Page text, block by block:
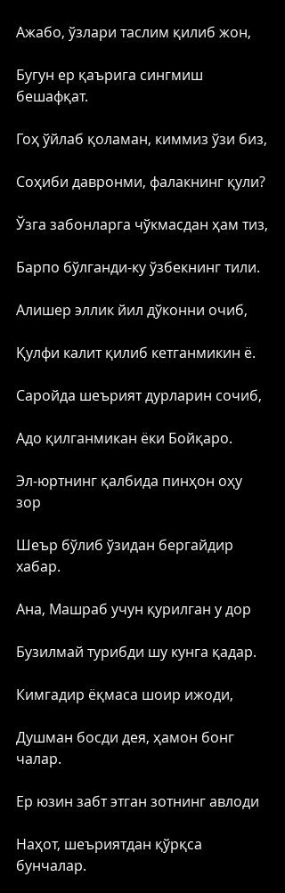
Ажабо, ўзлари таслим қилиб жон,
Бугун ер қаърига сингмиш
бешафқат.
Гоҳ ўйлаб қоламан, киммиз ўзи биз,
Соҳиби давронми, фалакнинг қули?
Ўзга забонларга чўкмасдан ҳам тиз,
Барпо бўлганди-ку ўзбекнинг тили.
Алишер эллик йил дўконни очиб,
Қулфи калит қилиб кетганмикин ё.
Саройда шеърият дурларин сочиб,
Адо қилганмикан ёки Бойқаро.
Эл-юртнинг қалбида пинҳон оҳу
зор
Шеър бўлиб ўзидан бергайдир
хабар.
Ана, Машраб учун қурилган у дор
Бузилмай турибди шу кунга қадар.
Кимгадир ёқмаса шоир ижоди,
Душман босди дея, ҳамон бонг
чалар.
Ер юзин забт этган зотнинг авлоди
Наҳот, шеъриятдан қўрқса
бунчалар.